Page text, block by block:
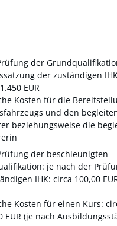
der
der zuständigen
EUR
Kosten für die
und den
beziehungsweise die
der beschleunigten
je nach der
IHK: circa 100,00
Kosten für einen Kurs:
EUR (je nach